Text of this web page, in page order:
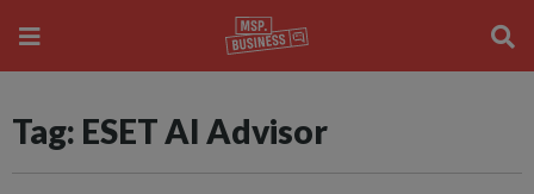
Tag: ESET AI Advisor